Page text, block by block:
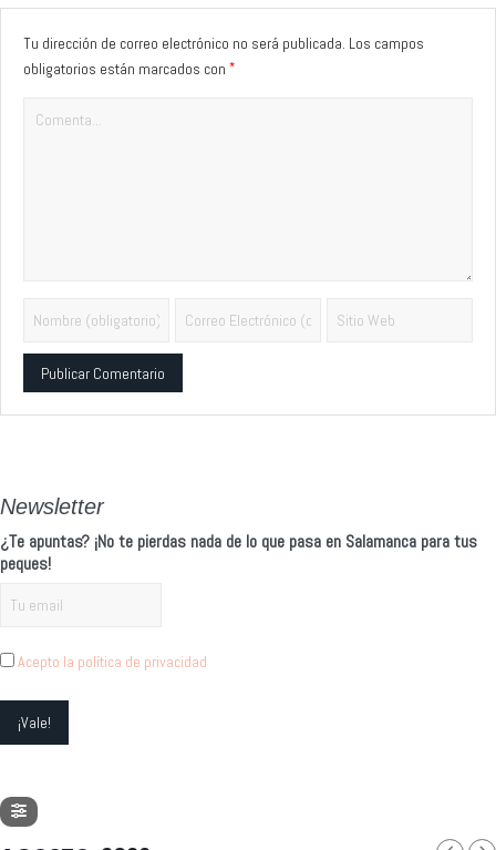
Tu dirección de correo electrónico no será publicada. Los campos
obligatorios están marcados con *
Newsletter
¿Te apuntas? ¡No te pierdas nada de lo que pasa en Salamanca para tus
peques!
Acepto la política de privacidad